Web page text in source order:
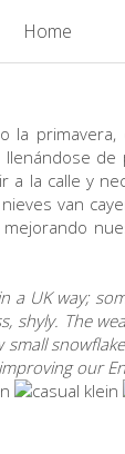
Home
la
a la calle y
van
a UK way;
shyly. The
our